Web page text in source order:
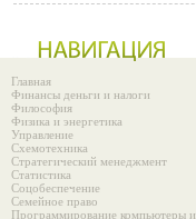
Главная
Финансы деньги и налоги
Философия
Физика и энергетика
Управление
Схемотехника
Стратегический менеджмент
Статистика
Соцобеспечение
Семейное право
Программирование компьютеры и